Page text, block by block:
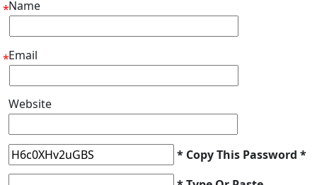
Name
*
Email
*
Website
* Copy This Password *